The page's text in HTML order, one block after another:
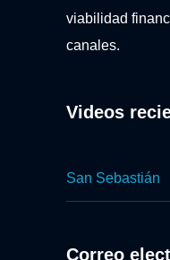
viabilidad
canales.
Videos
San Sebastián
Correo